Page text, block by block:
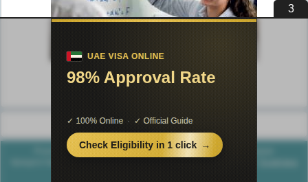
Публикации по педагогике
Разделы публикаций
Poznayka.org - Познайка.Орг - 2016-2026 год. Материал
2